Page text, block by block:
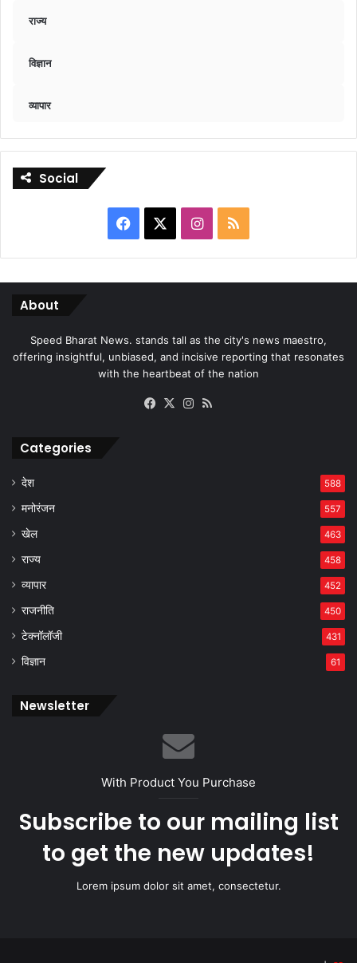
राज्य
विज्ञान
व्यापार
Social
Facebook Instagram
RSS
About
Speed Bharat News. stands tall as the city's news maestro,
offering insightful, unbiased, and incisive reporting that resonates
with the heartbeat of the nation
Facebook
X Instagram
Categories
देश 588
मनोरंजन 557
खेल 463
राज्य 458
व्यापार 452
राजनीति 450
टेक्नॉलॉजी 431
विज्ञान 61
Newsletter
With Product You Purchase
Subscribe to our mailing list
to get the new updates!
Lorem ipsum dolor sit amet, consectetur.